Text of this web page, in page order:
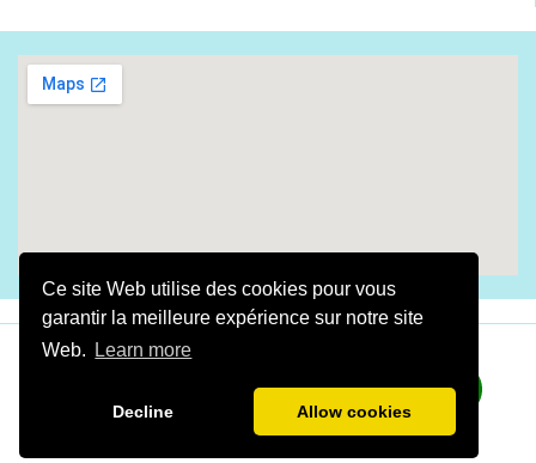
Ce site Web utilise des cookies pour vous
garantir la meilleure expérience sur notre site
Web.
Learn more
Decline Allow cookies
PHARMACIE DE MOUDONG ©Tous droits réservés